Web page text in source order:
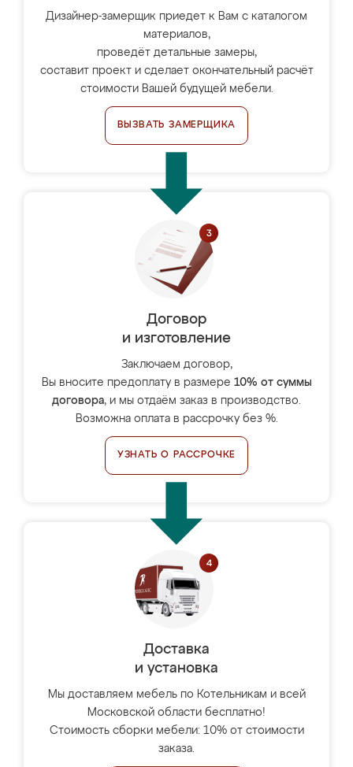
Дизайнер-замерщик приедет к Вам с каталогом
материалов,
проведёт детальные замеры,
составит проект и сделает окончательный расчёт
стоимости Вашей будущей мебели.
ВЫЗВАТЬ ЗАМЕРЩИКА
Договор
и изготовление
Заключаем договор,
Вы вносите предоплату в размере 10% от суммы
договора, и мы отдаём заказ в производство.
Возможна оплата в рассрочку без %.
УЗНАТЬ О РАССРОЧКЕ
Доставка
и установка
Мы доставляем мебель по Котельникам и всей
Московской области бесплатно!
Стоимость сборки мебели: 10% от стоимости
заказа.